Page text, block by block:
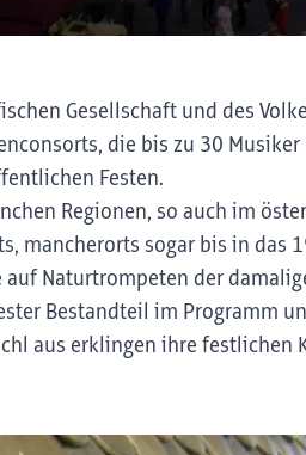
Gesellschaft und des
die bis zu 30 Musiker
Festen.
Regionen, so auch im
mancherorts sogar bis in das
Naturtrompeten der
Bestandteil im Programm
aus erklingen ihre festlichen